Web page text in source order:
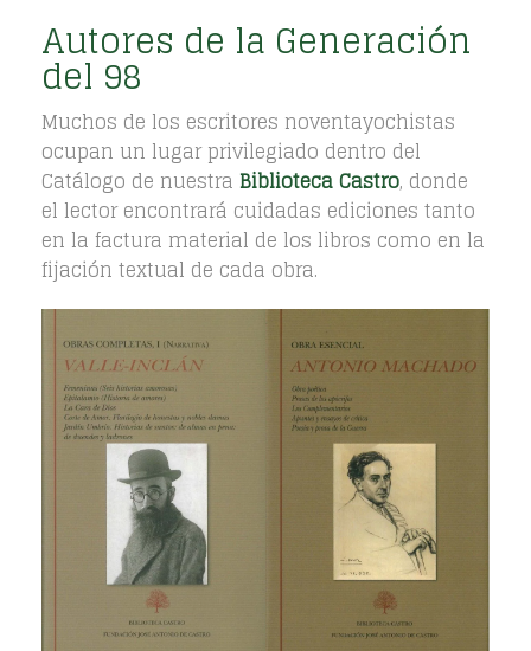
Autores de la Generación
del 98
Muchos de los escritores noventayochistas
ocupan un lugar privilegiado dentro del
Catálogo de nuestra Biblioteca Castro, donde
el lector encontrará cuidadas ediciones tanto
en la factura material de los libros como en la
fijación textual de cada obra.